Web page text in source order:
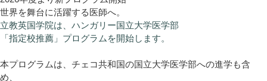
世界を舞台に活躍する医師へ。
立教英国学院は、ハンガリー国立大学医学部
「指定校推薦」プログラムを開始します。
本プログラムは、チェコ共和国の国立大学医学部への進学も含
め、